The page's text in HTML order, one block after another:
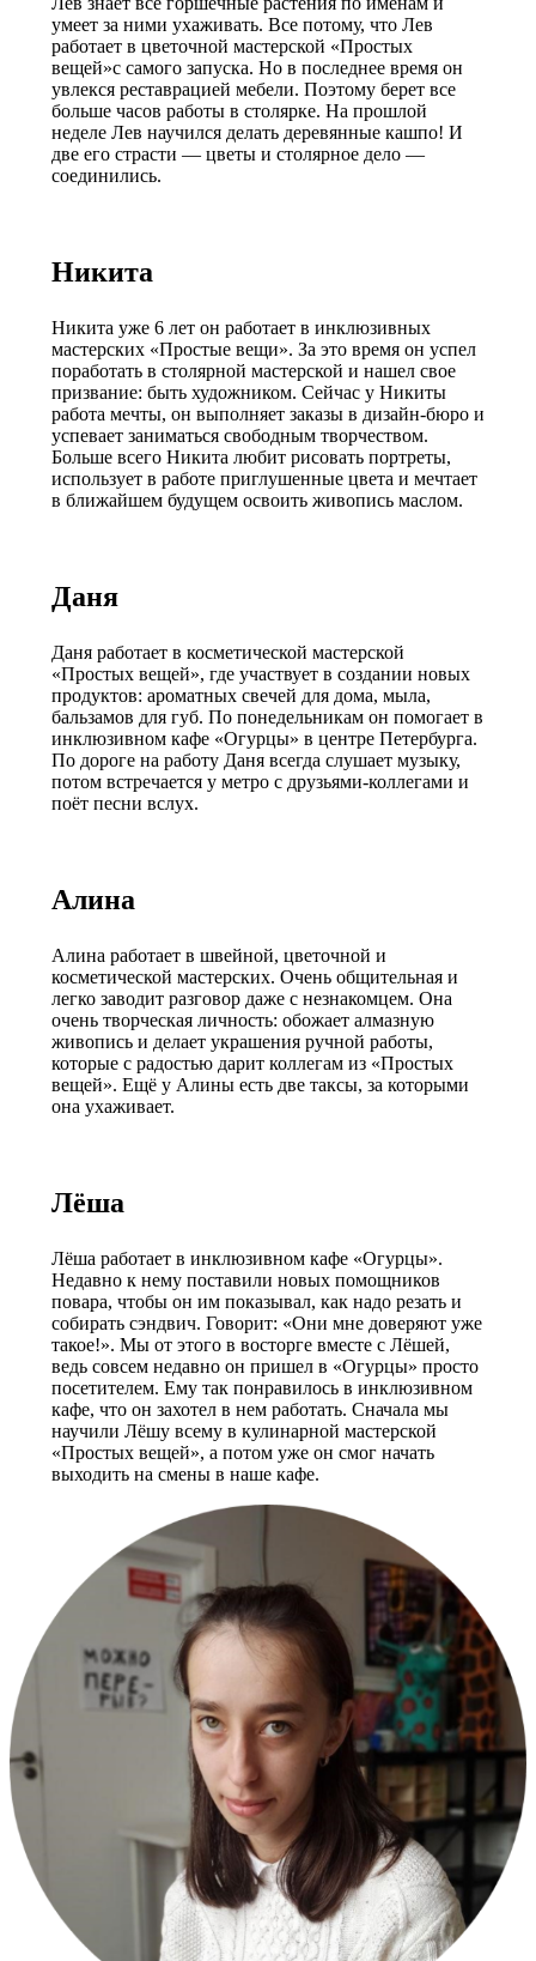
умеет за ними ухаживать. Все потому, что Лев
работает в цветочной мастерской «Простых
вещей»с самого запуска. Но в последнее время он
увлекся реставрацией мебели. Поэтому берет все
больше часов работы в столярке. На прошлой
неделе Лев научился делать деревянные кашпо! И
две его страсти — цветы и столярное дело —
соединились.
Никита
Никита уже 6 лет он работает в инклюзивных
мастерских «Простые вещи». За это время он успел
поработать в столярной мастерской и нашел свое
призвание: быть художником. Сейчас у Никиты
работа мечты, он выполняет заказы в дизайн-бюро и
успевает заниматься свободным творчеством.
Больше всего Никита любит рисовать портреты,
использует в работе приглушенные цвета и мечтает
в ближайшем будущем освоить живопись маслом.
Даня
Даня работает в косметической мастерской
«Простых вещей», где участвует в создании новых
продуктов: ароматных свечей для дома, мыла,
бальзамов для губ. По понедельникам он помогает в
инклюзивном кафе «Огурцы» в центре Петербурга.
По дороге на работу Даня всегда слушает музыку,
потом встречается у метро с друзьями-коллегами и
поёт песни вслух.
Алина
Алина работает в швейной, цветочной и
косметической мастерских. Очень общительная и
легко заводит разговор даже с незнакомцем. Она
очень творческая личность: обожает алмазную
живопись и делает украшения ручной работы,
которые с радостью дарит коллегам из «Простых
вещей». Ещё у Алины есть две таксы, за которыми
она ухаживает.
Лёша
Лёша работает в инклюзивном кафе «Огурцы».
Недавно к нему поставили новых помощников
повара, чтобы он им показывал, как надо резать и
собирать сэндвич. Говорит: «Они мне доверяют уже
такое!». Мы от этого в восторге вместе с Лёшей,
ведь совсем недавно он пришел в «Огурцы» просто
посетителем. Ему так понравилось в инклюзивном
кафе, что он захотел в нем работать. Сначала мы
научили Лёшу всему в кулинарной мастерской
«Простых вещей», а потом уже он смог начать
выходить на смены в наше кафе.